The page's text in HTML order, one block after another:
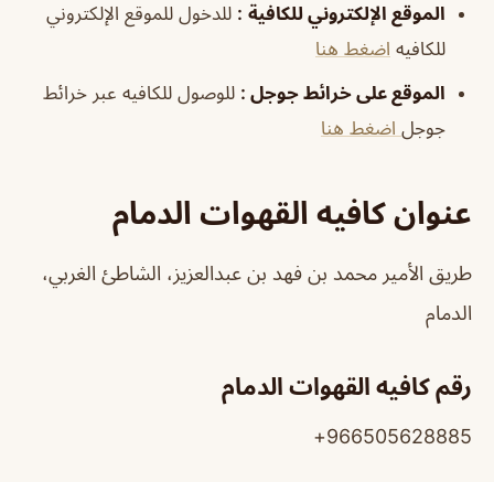
الموقع الإلكتروني للكافية : للدخول للموقع الإلكتروني
للكافيه اضغط هنا
الموقع على خرائط جوجل : للوصول للكافيه عبر خرائط
جوجل اضغط هنا
عنوان كافيه القهوات الدمام
طريق الأمير محمد بن فهد بن عبدالعزيز، الشاطئ الغربي،
الدمام
رقم كافيه القهوات الدمام
966505628885+